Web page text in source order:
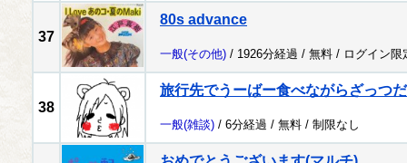
37
80s advance
一般(その他) / 1926分経過 / 無料 / ログイン限
38
旅行先でうーばー食べながらざっつ
一般(雑談) / 6分経過 / 無料 / 制限なし